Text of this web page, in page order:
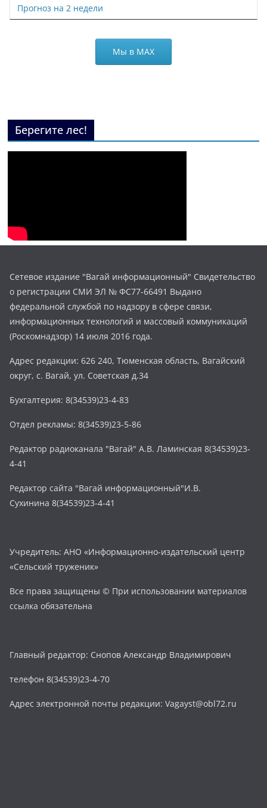
Прогноз на 2 недели
Мы в МАХ
Берегите лес!
Сетевое издание "Вагай информационный" Свидетельство
о регистрации СМИ ЭЛ № ФС77-66491 Выдано
федеральной службой по надзору в сфере связи,
информационных технологий и массовый коммуникаций
(Роскомнадзор) 14 июля 2016 года.
Адрес редакции: 626 240, Тюменская область, Вагайский
округ, с. Вагай, ул. Советская д.34
Бухгалтерия: 8(34539)23-4-83
Отдел рекламы: 8(34539)23-5-86
Редактор радиоканала "Вагай" А.В. Ламинская 8(34539)23-
4-41
Редактор сайта "Вагай информационный"И.В.
Сухинина 8(34539)23-4-41
Учредитель: АНО «Информационно-издательский центр
«Сельский труженик»
Все права защищены © При использовании материалов
ссылка обязательна
Главный редактор: Снопов Александр Владимирович
телефон 8(34539)23-4-70
Адрес электронной почты редакции: Vagayst@obl72.ru